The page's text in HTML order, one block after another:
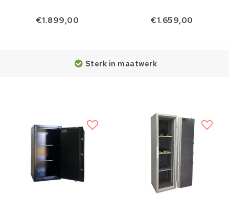
€1.899,00 €1.659,00
Sterk in maatwerk